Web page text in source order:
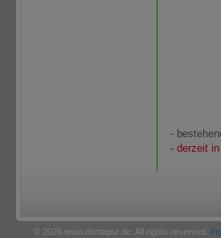
-
- derzeit
© 2026 www.dentapur.de. All rights reserved.